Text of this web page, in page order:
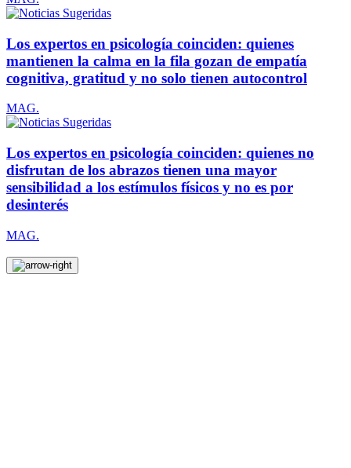
Los expertos en psicología coinciden: quienes
mantienen la calma en la fila gozan de empatía
cognitiva, gratitud y no solo tienen autocontrol
MAG.
Los expertos en psicología coinciden: quienes no
disfrutan de los abrazos tienen una mayor
sensibilidad a los estímulos físicos y no es por
desinterés
MAG.